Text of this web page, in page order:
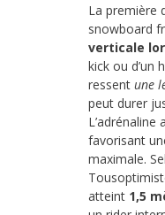
La première
snowboard
verticale
kick ou d’un
ressent une
peut durer
favorisant
maximale.
atteint 1,5